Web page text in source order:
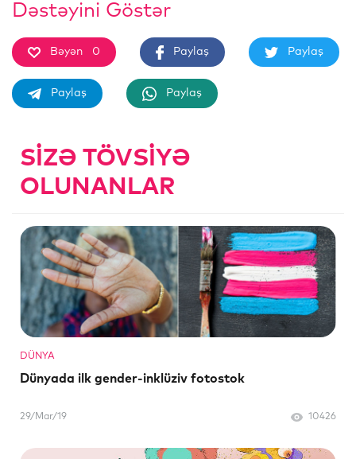
Dəstəyini Göstər
Bəyən 0 Paylaş Paylaş
Paylaş Paylaş
SIZƏ TÖVSIYƏ
OLUNANLAR
DÜNYA
Dünyada ilk gender-inklüziv fotostok
29/Mar/19 10426